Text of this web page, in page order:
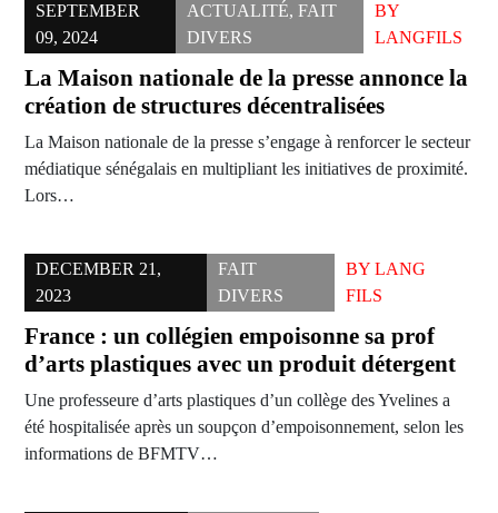
SEPTEMBER
09, 2024
ACTUALITÉ, FAIT
DIVERS
BY
LANGFILS
La Maison nationale de la presse annonce la
création de structures décentralisées
La Maison nationale de la presse s’engage à renforcer le secteur
médiatique sénégalais en multipliant les initiatives de proximité.
Lors…
DECEMBER 21,
2023
FAIT
DIVERS
BY LANG
FILS
France : un collégien empoisonne sa prof
d’arts plastiques avec un produit détergent
Une professeure d’arts plastiques d’un collège des Yvelines a
été hospitalisée après un soupçon d’empoisonnement, selon les
informations de BFMTV…